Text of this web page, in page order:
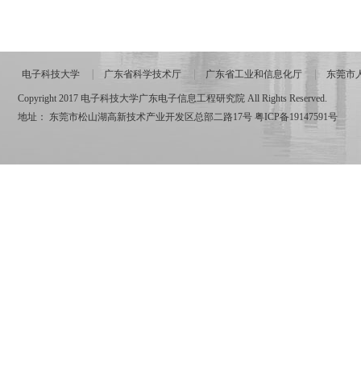
电子科技大学 广东省科学技术厅 广东省工业和信息化厅 东莞市
Copyright 2017 电子科技大学广东电子信息工程研究院 All Rights Reserved.
地址： 东莞市松山湖高新技术产业开发区总部二路17号 粤ICP备19147591号